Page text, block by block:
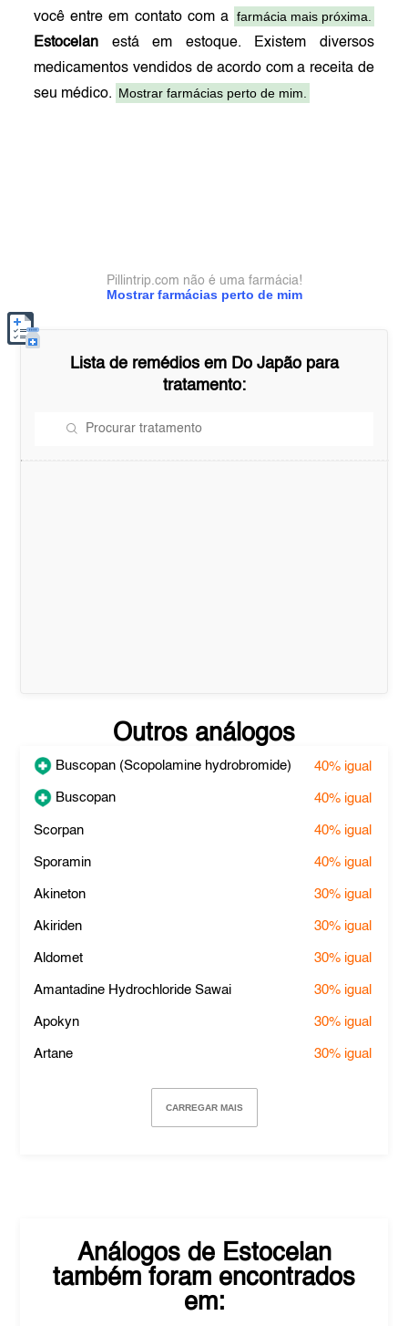
você entre em contato com a farmácia mais próxima.
Estocelan está em estoque. Existem diversos
medicamentos vendidos de acordo com a receita de
seu médico. Mostrar farmácias perto de mim.
Mostrar farmácias perto de mim
Pillintrip.com não é uma farmácia!
Lista de remédios em Do Japãopara
tratamento:
Outros análogos
Buscopan (Scopolamine hydrobromide) 40% igual
Buscopan 40% igual
Scorpan 40% igual
Sporamin 40% igual
Akineton 30% igual
Akiriden 30% igual
Aldomet 30% igual
Amantadine Hydrochloride Sawai 30% igual
Apokyn 30% igual
Artane 30% igual
CARREGAR MAIS
Análogos de Estocelan
também foram encontrados
em: